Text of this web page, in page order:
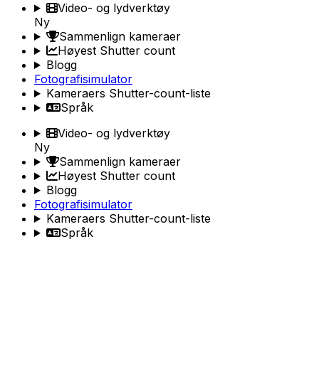
Video- og lydverktøy
Ny
Sammenlign kameraer
Høyest Shutter count
Blogg
Fotografisimulator
Kameraers Shutter-count-liste
Språk
Video- og lydverktøy
Ny
Sammenlign kameraer
Høyest Shutter count
Blogg
Fotografisimulator
Kameraers Shutter-count-liste
Språk